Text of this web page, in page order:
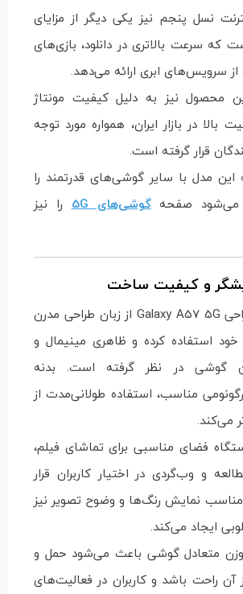
نسل پنجم نیز یکی دیگر از مزایای
که سرعت بالاتری در دانلود، بازی‌های
از سرویس‌های ابری ارائه می‌دهد.
محصول نیز به دلیل کیفیت مونتاژ
در بازار ایران، همواره مورد توجه
قرار گرفته است.
مدل با سایر گوشی‌های قدرتمند را
می‌شود صفحهگوشی‌های 5G
را نیز
سامسونگ در طراحی Galaxy A57 5G از زبان طراحی مدرن
استفاده کرده و ظاهری مینیمال و
گوشی در نظر گرفته است. بدنه
مناسب، استفاده طولانی‌مدت از
می‌کند.
فضای مناسبی برای تماشای فیلم،
و وب‌گردی در اختیار کاربران قرار
نمایش رنگ‌ها و وضوح تصویر نیز
ایجاد می‌کند.
متعادل گوشی باعث می‌شود حمل و
آن راحت باشد و کاربران در فعالیت‌های